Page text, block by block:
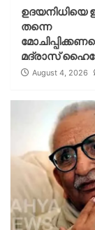
ഉദയനിധിയെ
തന്നെ
മദ്രാസ്
August 4, 2026